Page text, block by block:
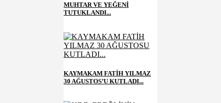
MUHTAR VE YEĞENİ
TUTUKLANDI...
KAYMAKAM FATİH YILMAZ
30 AĞUSTOS’U KUTLADI...